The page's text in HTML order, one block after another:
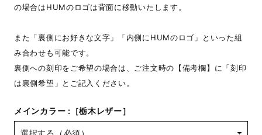
の場合はHUMのロゴは背面に移動いたします。
また「裏側にお好きな文字」「内側にHUMのロゴ」といった組
み合わせも可能です。
裏側への刻印をご希望の場合は、ご注文時の【備考欄】に「刻印
は裏側希望」とご記入ください。
メインカラー :［栃木レザー］